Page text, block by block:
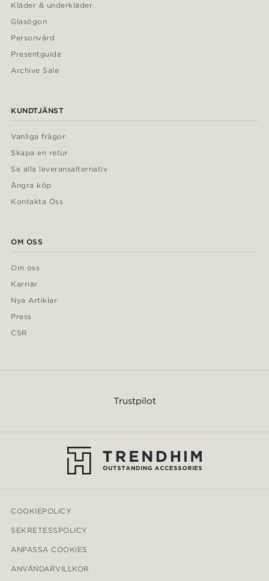
Kläder & underkläder
Glasögon
Personvård
Presentguide
Archive Sale
KUNDTJÄNST
Vanliga frågor
Skapa en retur
Se alla leveransalternativ
Ångra köp
Kontakta Oss
OM OSS
Om oss
Karriär
Nya Artiklar
Press
CSR
Trustpilot
COOKIEPOLICY
SEKRETESSPOLICY
ANPASSA COOKIES
ANVÄNDARVILLKOR